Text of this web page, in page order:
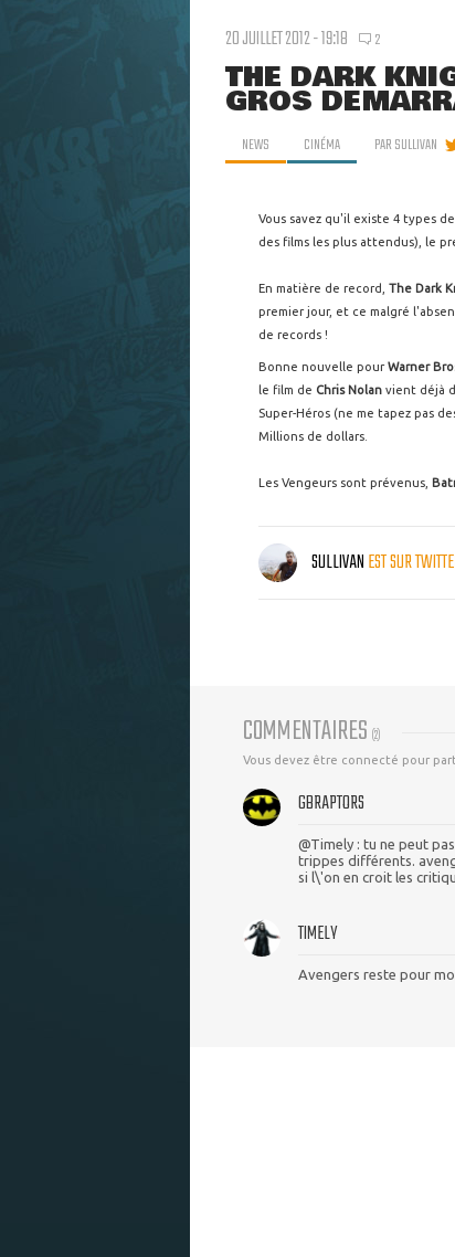
20 JUILLET 2012 - 19:18 2
THE DARK
GROS
NEWS CINÉMA PARSULLIVAN
Vous savez qu'il existe 4 types
des films les plus attendus), le
En matière de record, The Dark
premier jour, et ce malgré
de records !
Bonne nouvelle pourWarner
le film de Chris Nolan vient déjà
Super-Héros (ne me tapez pas
Millions de dollars.
Les Vengeurs sont prévenus,
SULLIVANEST SUR
COMMENTAIRES (2)
Vous devez être connecté pour
GBRAPTORS
@Timely : tu ne peut
trippes différents.
si l\'on en croit les
TIMELY
Avengers reste pour